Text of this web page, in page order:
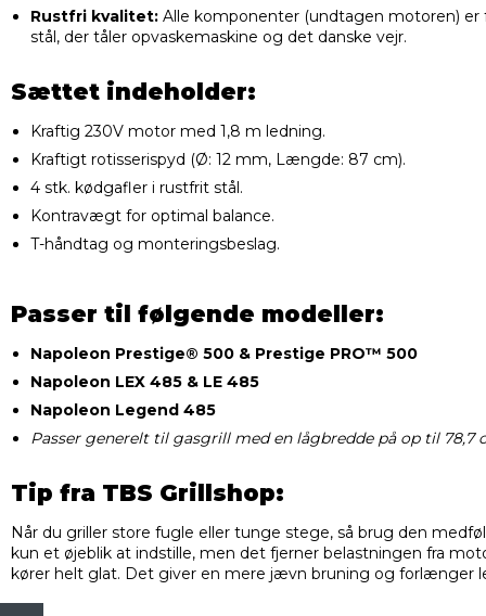
Rustfri kvalitet:Alle komponenter (undtagen motoren) er
stål, der tåler opvaskemaskine og det danske vejr.
Sættet indeholder:
Kraftig 230V motor med 1,8 m ledning.
Kraftigt rotisserispyd (Ø: 12 mm, Længde: 87 cm).
4 stk. kødgafler i rustfrit stål.
Kontravægt for optimal balance.
T-håndtag og monteringsbeslag.
Passer til følgende modeller:
Napoleon Prestige® 500 & Prestige PRO™ 500
Napoleon LEX 485 & LE 485
Napoleon Legend 485
Passer generelt til gasgrill med en lågbredde på op til 78,7
Tip fra TBS Grillshop:
Når du griller store fugle eller tunge stege, så brug den
kun et øjeblik at indstille, men det fjerner belastningen fra
kører helt glat. Det giver en mere jævn bruning og forlænger